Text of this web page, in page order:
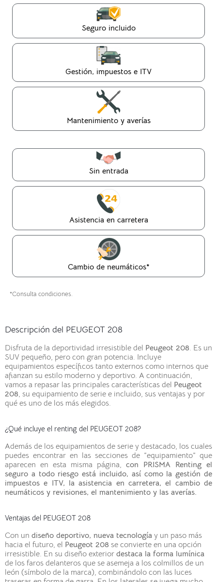
Seguro incluido
Gestión, impuestos e ITV
Mantenimiento y averías
Sin entrada
Asistencia en carretera
Cambio de neumáticos*
*Consulta condiciones.
Descripción del PEUGEOT 208
Disfruta de la deportividad irresistible del Peugeot 208. Es un
SUV pequeño, pero con gran potencia. Incluye
equipamientos específicos tanto externos como internos que
afianzan su estilo moderno y deportivo. A continuación,
vamos a repasar las principales características del Peugeot
208, su equipamiento de serie e incluido, sus ventajas y por
qué es uno de los más elegidos.
¿Qué incluye el renting del PEUGEOT 208?
Además de los equipamientos de serie y destacado, los cuales
puedes encontrar en las secciones de “equipamiento” que
aparecen en esta misma página, con PRISMA Renting el
seguro a todo riesgo está incluido, así como la gestión de
impuestos e ITV, la asistencia en carretera, el cambio de
neumáticos y revisiones, el mantenimiento y las averías.
Ventajas del PEUGEOT 208
Con un diseño deportivo, nueva tecnología y un paso más
hacia el futuro, el Peugeot 208 se convierte en una opción
irresistible. En su diseño exterior destaca la forma lumínica
de los faros delanteros que se asemeja a los colmillos de un
león (símbolo de la marca), combinándolo con las luces